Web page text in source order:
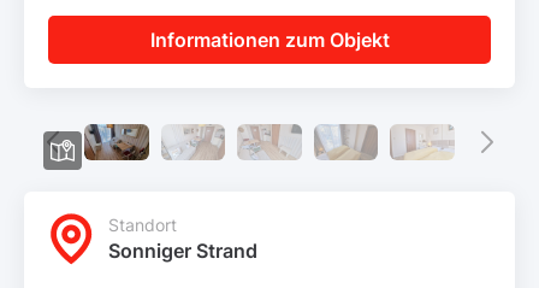
Informationen zum Objekt
Standort
Sonniger Strand